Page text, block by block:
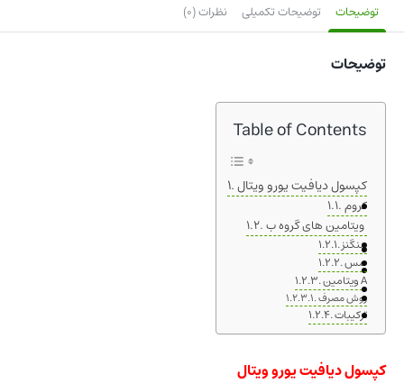
توضیحات توضیحات تکمیلی نظرات (0)
توضیحات
Table of Contents
کپسول دیافیت یورو ویتال
کروم
منگنز
مس
ویتامین A
روش مصرف
ترکیبات
کپسول دیافیت یورو ویتال